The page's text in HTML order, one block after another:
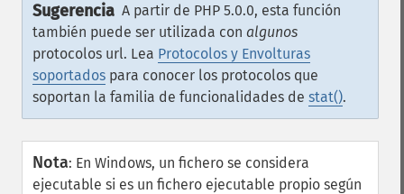
Sugerencia A partir de PHP 5.0.0, esta función
también puede ser utilizada con algunos
protocolos url. Lea Protocolos y Envolturas
soportados para conocer los protocolos que
soportan la familia de funcionalidades de stat().
Nota: En Windows, un fichero se considera
ejecutable si es un fichero ejecutable propio según